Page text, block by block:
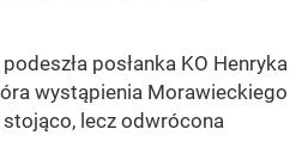
posłanka KO Henryka
wystąpienia Morawieckiego
stojąco, lecz odwrócona